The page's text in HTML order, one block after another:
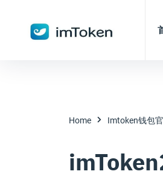
Home Imtoken钱包